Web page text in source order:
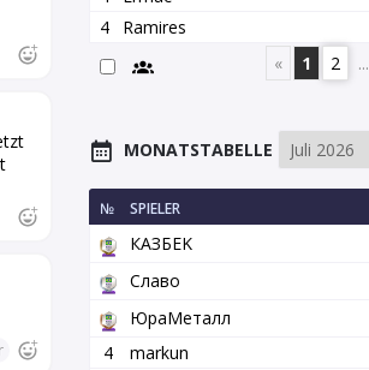
4
Ramires
«
1 2 ...
MONATSTABELLE
№ SPIELER
КАЗБEK
Славо
ЮраМеталл
4
markun